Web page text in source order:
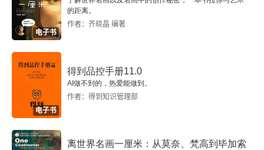
第十六章 “速来”
第十七章 “在悲伤的海洋中独自飘零”
第十八章 背叛
第十九章 避难所
第二十章 受伤的天使
电子书
的距离。
作者：齐晓晶 编著
电子书
得到品控手册11.0
AI做不到的，热爱能做到。
作者：得到知识管理部
离世界名画一厘米：从莫奈、梵高到毕加索